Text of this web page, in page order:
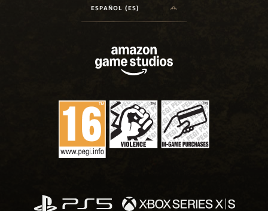
ESPAÑOL (ES)